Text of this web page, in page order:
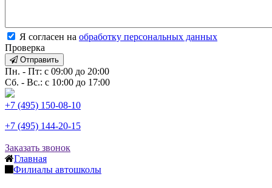
Я согласен на обработку персональных данных
Проверка
Отправить
Пн. - Пт: с 09:00 до 20:00
Сб. - Вс.: с 10:00 до 17:00
+7 (495) 150-08-10
+7 (495) 144-20-15
Заказать звонок
Главная
Филиалы автошколы